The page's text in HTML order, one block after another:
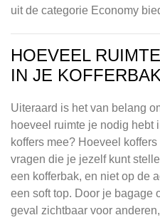
uit de categorie Economy
HOEVEEL
IN JE
Uiteraard is het van belang
hoeveel ruimte je nodig hebt
koffers mee? Hoeveel
vragen die je jezelf kunt
een kofferbak, en niet op de
een soft top. Door je bagage
geval zichtbaar voor